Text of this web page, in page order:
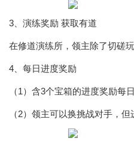
3、演练奖励 获取有道
在修道演练所，领主除了切磋
4、每日进度奖励
（1）含3个宝箱的进度奖励
（2）领主可以换挑战对手，